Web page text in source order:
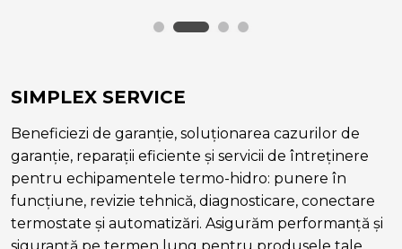
SIMPLEX SERVICE
Beneficiezi de garanție, soluționarea cazurilor de
garanție, reparații eficiente și servicii de întreținere
pentru echipamentele termo-hidro: punere în
funcțiune, revizie tehnică, diagnosticare, conectare
termostate și automatizări. Asigurăm performanță și